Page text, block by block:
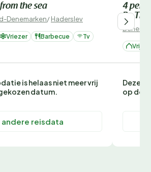
the sea
Denemarken/Haderslev
Vriezer Barbecue Tv
is helaas niet meer vrij
datum.
andere reisdata
4
By
Deze
op de